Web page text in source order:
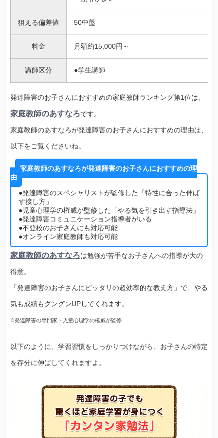
狙える偏差値 50中盤
料金 月額約15,000円～
講師区分 ●学生講師
発達障害のお子さんにおすすめの家庭教師ランキング第1位は、
家庭教師のあすなろです。
家庭教師のあすなろが発達障害のお子さんにおすすめの理由は、
以下をご覧くださいね。
家庭教師のあすなろが発達障害のお子さんにおすすめの理
由
●発達障害のスペシャリストが監修した「特性に合った伸ば
す接し方」
●児童心理学の権威が監修した「やる気を引き出す指導法」
●発達障害コミュニケーション指導者がいる
●不登校のお子さんにも対応可能
●オンライン家庭教師も対応可能
家庭教師のあすなろは勉強が苦手なお子さんへの指導が大の
得意。
「発達障害のお子さんにピッタリの超効率的な教え方」で、やる
気も成績もグングンUPしてくれます。
※発達障害の専門家・児童心理学の権威が監修
以下のように、学習習慣をしっかりつけながら、お子さんの特定
を存分に伸ばしてくれますよ。